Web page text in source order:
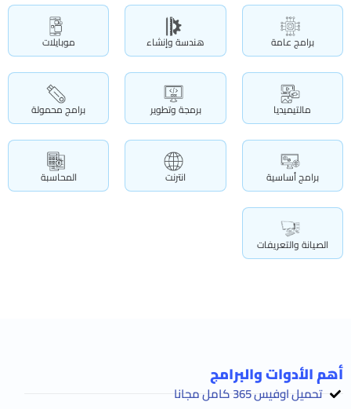
برامج عامة هندسة وإنشاء موبايلات
مالتيميديا برمجة وتطوير برامج محمولة
برامج أساسية انترنت المحاسبة
الصيانة والتعريفات
أهم الأدوات والبرامج
تحميل اوفيس 365 كامل مجانا